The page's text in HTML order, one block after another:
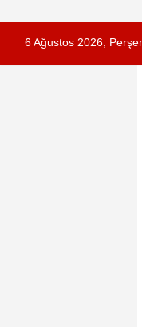
6 Ağustos 2026,